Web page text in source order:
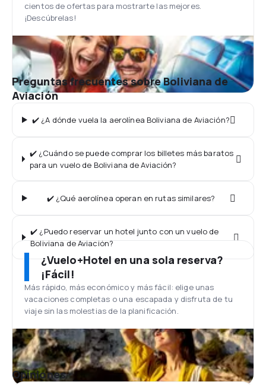
cientos de ofertas para mostrarte las mejores.
¡Descúbrelas!
Preguntas frecuentes sobre Boliviana de
Aviación
✔️ ¿A dónde vuela la aerolínea Boliviana de Aviación?
✔️ ¿Cuándo se puede comprar los billetes más baratos
para un vuelo de Boliviana de Aviación?
✔️ ¿Qué aerolínea operan en rutas similares?
✔️ ¿Puedo reservar un hotel junto con un vuelo de
Boliviana de Aviación?
¿Vuelo+Hotel en una sola reserva?
¡Fácil!
Más rápido, más económico y más fácil: elige unas
vacaciones completas o una escapada y disfruta de tu
viaje sin las molestias de la planificación.
Opiniones